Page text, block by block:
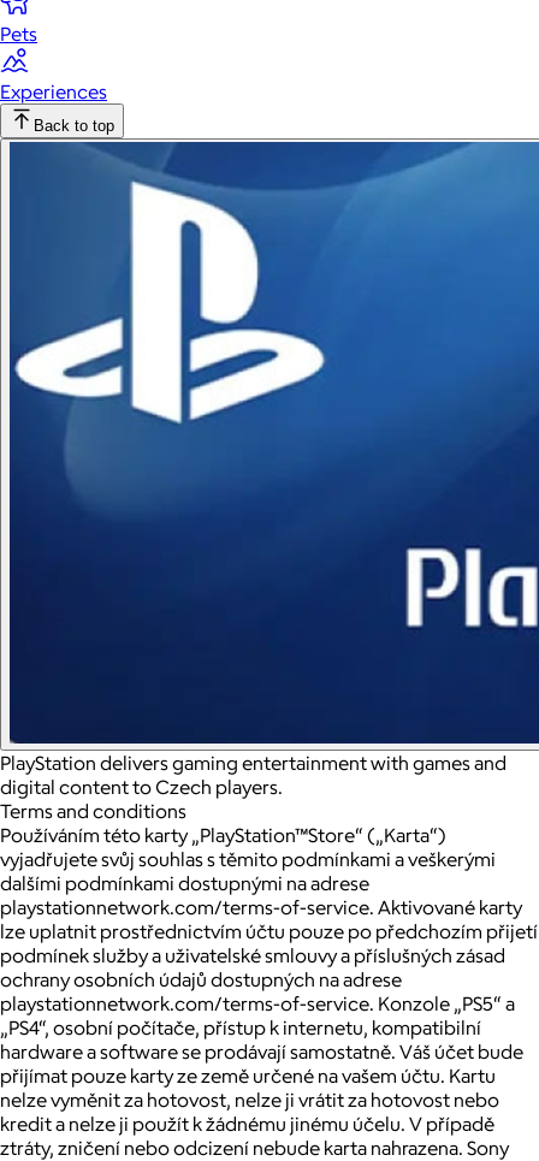
Pets
Experiences
Back to top
PlayStation delivers gaming entertainment with games and
digital content to Czech players.
Terms and conditions
Používáním této karty „PlayStation™Store“ („Karta“)
vyjadřujete svůj souhlas s těmito podmínkami a veškerými
dalšími podmínkami dostupnými na adrese
playstationnetwork.com/terms-of-service. Aktivované karty
lze uplatnit prostřednictvím účtu pouze po předchozím přijetí
podmínek služby a uživatelské smlouvy a příslušných zásad
ochrany osobních údajů dostupných na adrese
playstationnetwork.com/terms-of-service. Konzole „PS5“ a
„PS4“, osobní počítače, přístup k internetu, kompatibilní
hardware a software se prodávají samostatně. Váš účet bude
přijímat pouze karty ze země určené na vašem účtu. Kartu
nelze vyměnit za hotovost, nelze ji vrátit za hotovost nebo
kredit a nelze ji použít k žádnému jinému účelu. V případě
ztráty, zničení nebo odcizení nebude karta nahrazena. Sony